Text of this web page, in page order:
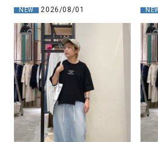
NEW 2026/08/01